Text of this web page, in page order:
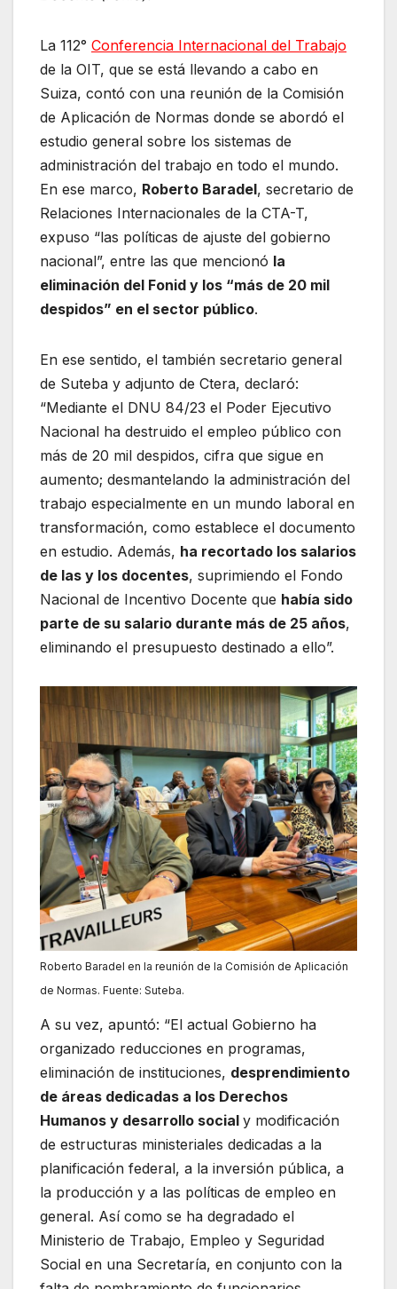
La 112° Conferencia Internacional del Trabajo
de la OIT, que se está llevando a cabo en
Suiza, contó con una reunión de la Comisión
de Aplicación de Normas donde se abordó el
estudio general sobre los sistemas de
administración del trabajo en todo el mundo.
En ese marco, Roberto Baradel, secretario de
Relaciones Internacionales de la CTA-T,
expuso “las políticas de ajuste del gobierno
nacional”, entre las que mencionó la
eliminación del Fonid y los “más de 20 mil
despidos” en el sector público.
En ese sentido, el también secretario general
de Suteba y adjunto de Ctera, declaró:
“Mediante el DNU 84/23 el Poder Ejecutivo
Nacional ha destruido el empleo público con
más de 20 mil despidos, cifra que sigue en
aumento; desmantelando la administración del
trabajo especialmente en un mundo laboral en
transformación, como establece el documento
en estudio. Además, ha recortado los salarios
de las y los docentes, suprimiendo el Fondo
Nacional de Incentivo Docente que había sido
parte de su salario durante más de 25 años,
eliminando el presupuesto destinado a ello”.
Roberto Baradel en la reunión de la Comisión de Aplicación
de Normas. Fuente: Suteba.
A su vez, apuntó: “El actual Gobierno ha
organizado reducciones en programas,
eliminación de instituciones, desprendimiento
de áreas dedicadas a los Derechos
Humanos y desarrollo social y modificación
de estructuras ministeriales dedicadas a la
planificación federal, a la inversión pública, a
la producción y a las políticas de empleo en
general. Así como se ha degradado el
Ministerio de Trabajo, Empleo y Seguridad
Social en una Secretaría, en conjunto con la